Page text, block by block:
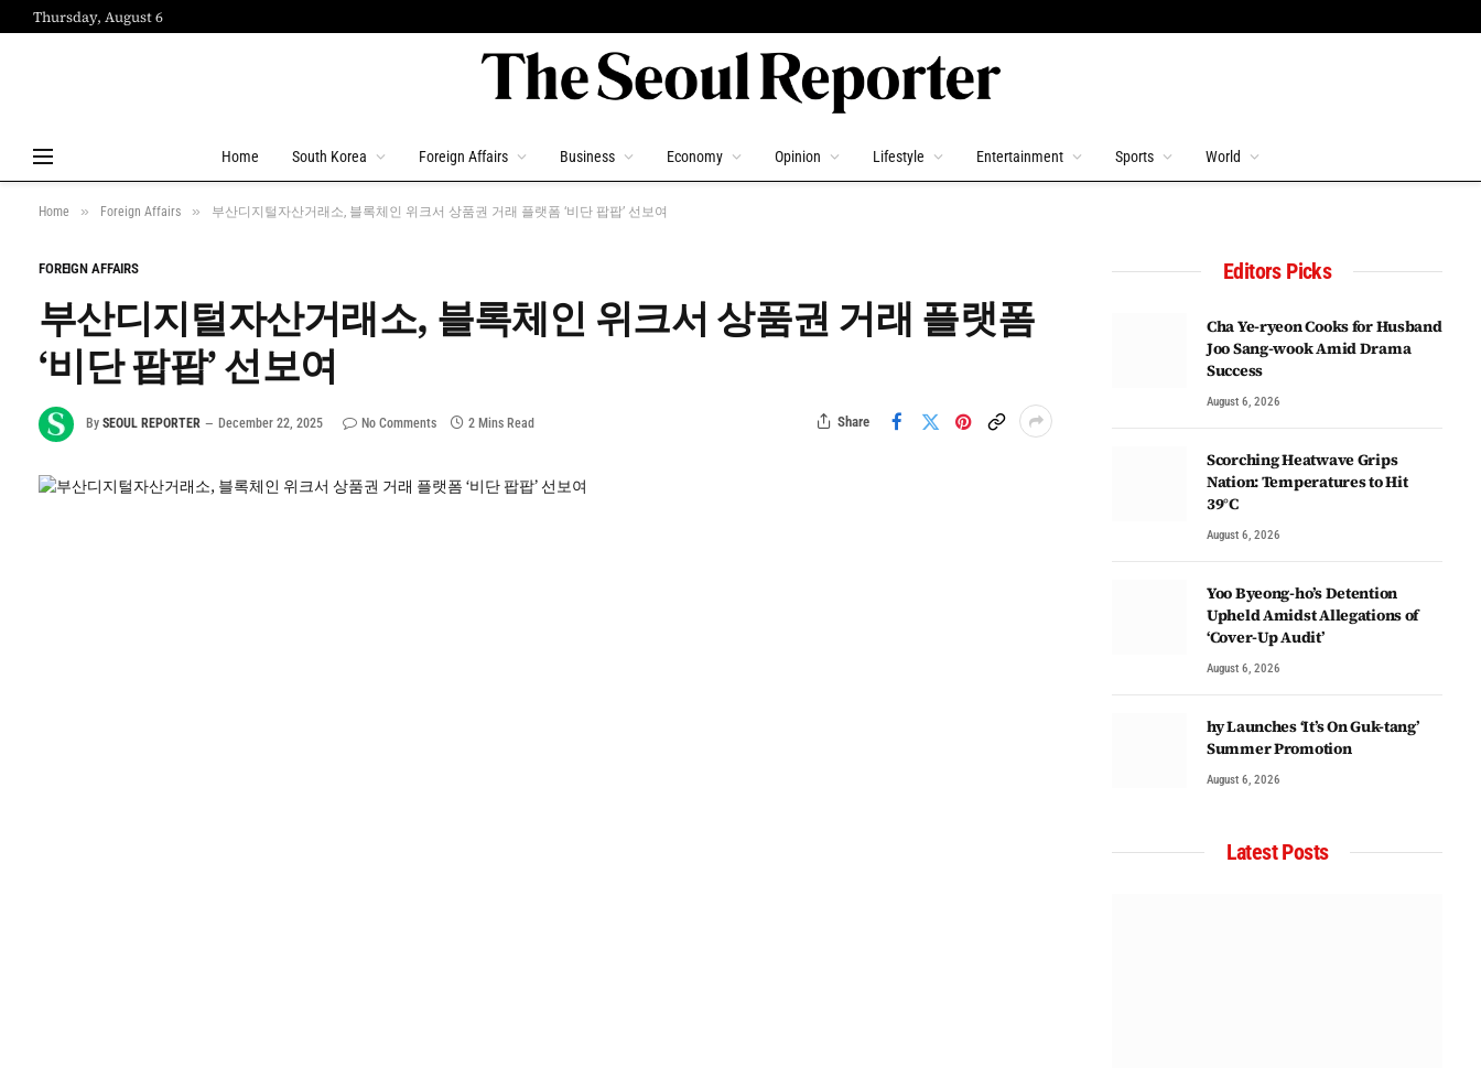
Thursday, August 6
Home South Korea Foreign Affairs Business Economy Opinion Lifestyle Entertainment Sports World
Home » Foreign Affairs » 부산디지털자산거래소, 블록체인 위크서 상품권 거래 플랫폼 ‘비단 팝팝’ 선보여
FOREIGN AFFAIRS
부산디지털자산거래소, 블록체인 위크서 상품권 거래 플랫폼
‘비단 팝팝’ 선보여
By SEOUL REPORTER December 22, 2025 No Comments 2 Mins Read Share
Editors Picks
Cha Ye-ryeon Cooks for Husband
Joo Sang-wook Amid Drama
Success
August 6, 2026
Scorching Heatwave Grips
Nation: Temperatures to Hit
39°C
August 6, 2026
Yoo Byeong-ho’s Detention
Upheld Amidst Allegations of
‘Cover-Up Audit’
August 6, 2026
hy Launches ‘It’s On Guk-tang’
Summer Promotion
August 6, 2026
Latest Posts